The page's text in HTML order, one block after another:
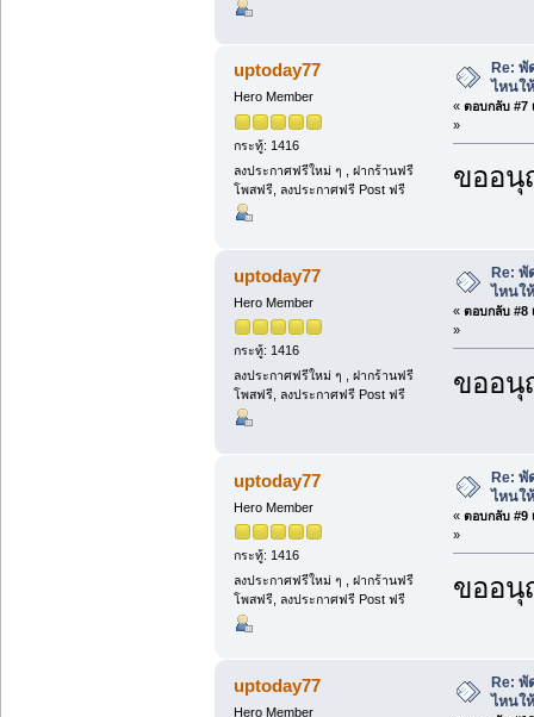
uptoday77
Hero Member
กระทู้: 1416
ลงประกาศฟรีใหม่ ๆ , ฝากร้านฟรี
โพสฟรี, ลงประกาศฟรี Post ฟรี
Re: พั
ไหนใ
« ตอบกลับ #7
»
ขออนุ
uptoday77
Hero Member
กระทู้: 1416
ลงประกาศฟรีใหม่ ๆ , ฝากร้านฟรี
โพสฟรี, ลงประกาศฟรี Post ฟรี
Re: พั
ไหนใ
« ตอบกลับ #8
»
ขออนุ
uptoday77
Hero Member
กระทู้: 1416
ลงประกาศฟรีใหม่ ๆ , ฝากร้านฟรี
โพสฟรี, ลงประกาศฟรี Post ฟรี
Re: พั
ไหนใ
« ตอบกลับ #9
»
ขออนุ
uptoday77
Hero Member
Re: พั
ไหนใ